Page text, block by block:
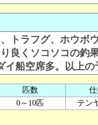
トラフグ、ホウボ
良くソコソコの釣
船空席多。以上の
匹数
0～10匹 テン